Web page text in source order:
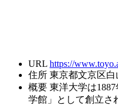
URL https://
住所 東京都文京区白
概要 東洋大学は
学館」として創立さ